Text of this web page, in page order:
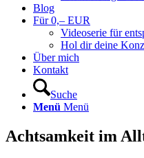
Blog
Für 0,– EUR
Videoserie für
Hol dir deine
Über mich
Kontakt
Suche
Menü Menü
Achtsamkeit im